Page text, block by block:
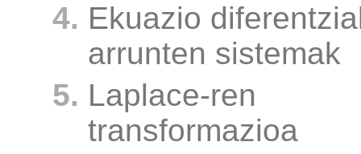
Ekuazio
arrunten sistemak
Laplace-ren
transformazioa